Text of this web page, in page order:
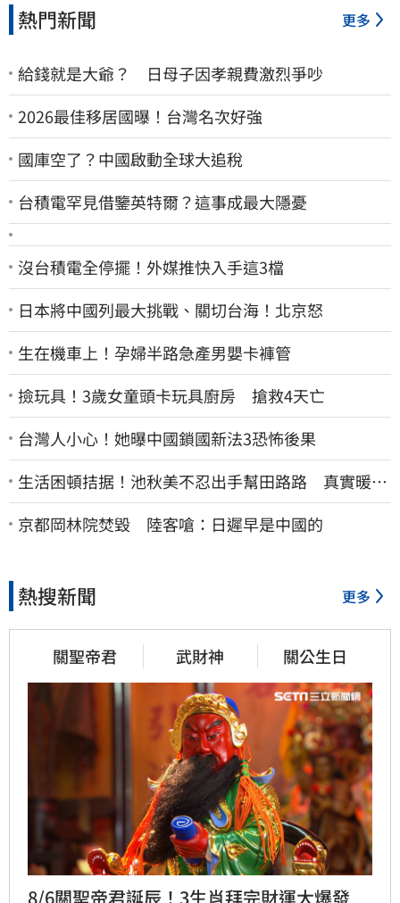
熱門新聞 更多
給錢就是大爺？ 日母子因孝親費激烈爭吵
2026最佳移居國曝！台灣名次好強
國庫空了？中國啟動全球大追稅
台積電罕見借鑒英特爾？這事成最大隱憂
沒台積電全停擺！外媒推快入手這3檔
日本將中國列最大挑戰、關切台海！北京怒
生在機車上！孕婦半路急產男嬰卡褲管
撿玩具！3歲女童頭卡玩具廚房 搶救4天亡
台灣人小心！她曝中國鎖國新法3恐怖後果
生活困頓拮据！池秋美不忍出手幫田路路 真實暖舉
曝光
京都岡林院焚毀 陸客嗆：日遲早是中國的
熱搜新聞 更多
關聖帝君 武財神 關公生日
8/6關聖帝君誕辰！3生肖拜完財運大爆發